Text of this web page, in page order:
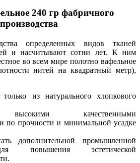
240 гр фабричного
производства
определенных видов тканей
и насчитывают сотни лет. К ним
во всем мире полотно вафельное
нитей на квадратный метр),
только из натурального хлопкового
высокими качественными
по прочности и минимальной усадке
дополнительной промышленной
повышения эстетической